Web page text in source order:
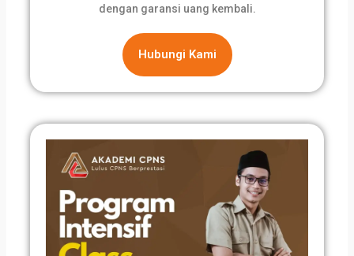
dengan garansi uang kembali.
Hubungi Kami